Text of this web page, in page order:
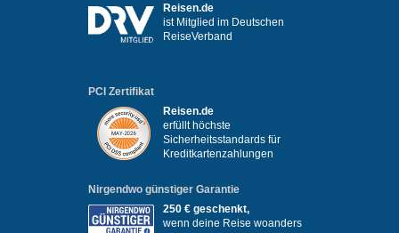
Reisen.de
ist Mitglied im Deutschen
ReiseVerband
PCI Zertifikat
Reisen.de
erfüllt höchste
Sicherheitsstandards für
Kreditkartenzahlungen
Nirgendwo günstiger Garantie
250 € geschenkt,
wenn deine Reise woanders